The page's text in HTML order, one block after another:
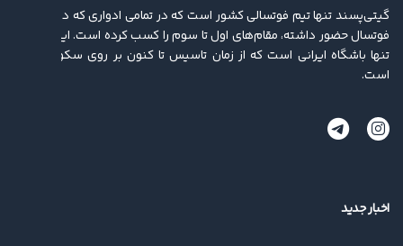
گیتی‌پسند تنها تیم فوتسالی کشور است که در تمامی ادواری که در لیگ برتر
فوتسال حضور داشته، مقام‌های اول تا سوم را کسب کرده ‌است. این باشگاه
تنها باشگاه ایرانی است که از زمان تاسیس تا کنون بر روی سکو ایستاده
است.
اخبار جدید